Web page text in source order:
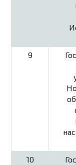
9
10